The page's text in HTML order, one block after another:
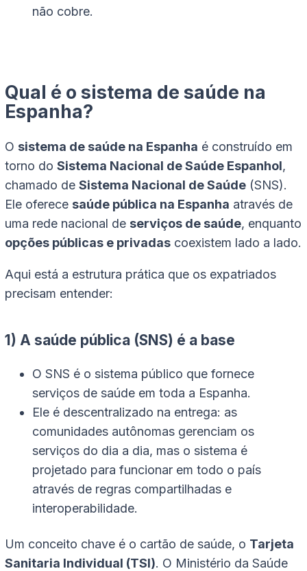
não cobre.
Qual é o sistema de saúde na
Espanha?
O sistema de saúde na Espanha é construído em
torno do Sistema Nacional de Saúde Espanhol,
chamado de Sistema Nacional de Saúde (SNS).
Ele oferece saúde pública na Espanha através de
uma rede nacional de serviços de saúde, enquanto
opções públicas e privadas coexistem lado a lado.
Aqui está a estrutura prática que os expatriados
precisam entender:
1) A saúde pública (SNS) é a base
O SNS é o sistema público que fornece
serviços de saúde em toda a Espanha.
Ele é descentralizado na entrega: as
comunidades autônomas gerenciam os
serviços do dia a dia, mas o sistema é
projetado para funcionar em todo o país
através de regras compartilhadas e
interoperabilidade.
Um conceito chave é o cartão de saúde, o Tarjeta
Sanitaria Individual (TSI). O Ministério da Saúde